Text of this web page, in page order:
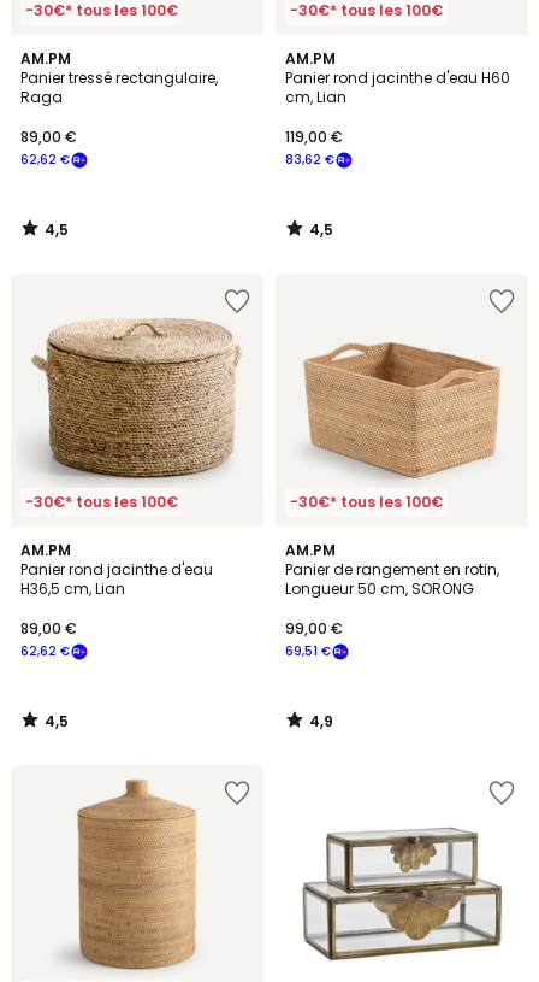
-30€* tous les 100€
AM.PM
Panier tressé rectangulaire,
Raga
62,62 €
89,00 €
4,5
/ 5
4,5
/
-30€* tous les 100€
AM.PM
Panier rond jacinthe d'eau H60
cm, Lian
83,62 €
119,00 €
4,5
/ 5
4,5
/
-30€* tous les 100€
AM.PM
Panier rond jacinthe d'eau
H36,5 cm, Lian
62,62 €
89,00 €
4,5
/ 5
4,5
/
-30€* tous les 100€
AM.PM
Panier de rangement en rotin,
Longueur 50 cm, SORONG
69,51 €
99,00 €
4,9
/ 5
4,9
/